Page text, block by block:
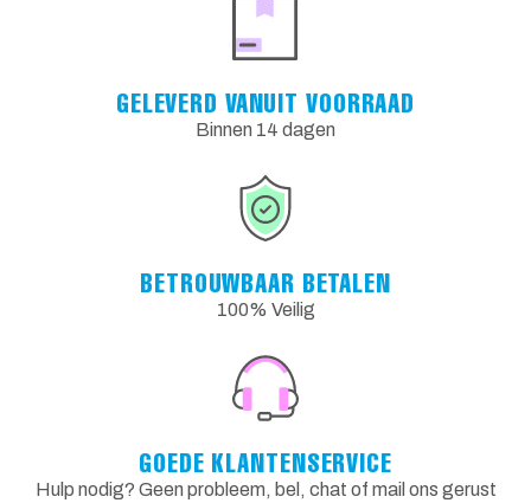
GELEVERD VANUIT VOORRAAD
Binnen 14 dagen
BETROUWBAAR BETALEN
100% Veilig
GOEDE KLANTENSERVICE
Hulp nodig? Geen probleem, bel, chat of mail ons gerust